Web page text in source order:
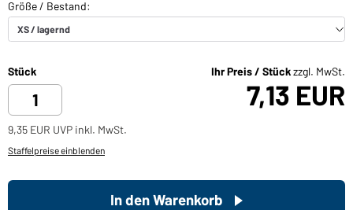
Stück Ihr Preis / Stückzzgl. MwSt.
7,13 EUR
9,35 EUR UVP inkl. MwSt.
Staffelpreise einblenden
In den Warenkorb